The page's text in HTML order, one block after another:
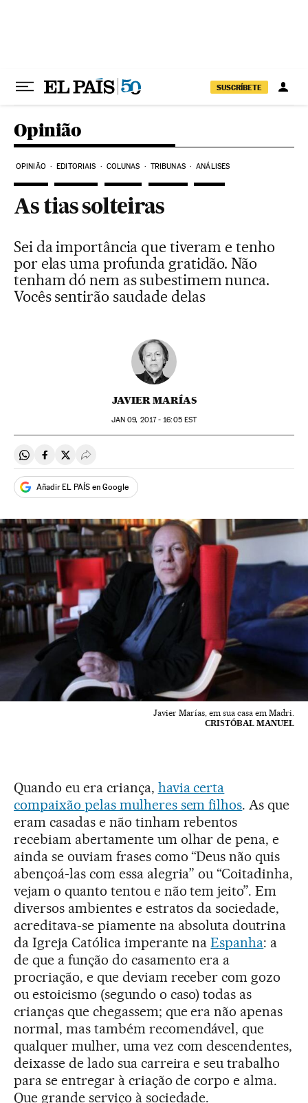
SUSCRÍBETE
Opinião
OPINIÃO EDITORIAIS COLUNAS TRIBUNAS ANÁLISES
As tias solteiras
Sei da importância que tiveram e tenho
por elas uma profunda gratidão. Não
tenham dó nem as subestimem nunca.
Vocês sentirão saudade delas
JAVIER MARÍAS
JAN 09, 2017 - 16:05EST
Compartir en Whatsapp
Compartir en Facebook
Compartir en Twitter
Desplegar Redes Sociales
Añadir EL PAÍS en Google
Javier Marías, em sua casa em Madri.
CRISTÓBAL MANUEL
Quando eu era criança, havia certa
compaixão pelas mulheres sem filhos. As que
eram casadas e não tinham rebentos
recebiam abertamente um olhar de pena, e
ainda se ouviam frases como “Deus não quis
abençoá-las com essa alegria” ou “Coitadinha,
vejam o quanto tentou e não tem jeito”. Em
diversos ambientes e estratos da sociedade,
acreditava-se piamente na absoluta doutrina
da Igreja Católica imperante naEspanha: a
de que a função do casamento era a
procriação, e que deviam receber com gozo
ou estoicismo (segundo o caso) todas as
crianças que chegassem; que era não apenas
normal, mas também recomendável, que
qualquer mulher, uma vez com descendentes,
deixasse de lado sua carreira e seu trabalho
para se entregar à criação de corpo e alma.
Que grande serviço à sociedade.